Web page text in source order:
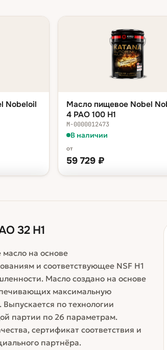
Nobeloil
046 ₽
Масло пищевое Nobel
4 PAO 100 H1
М-0000012473
В наличии
от
59 729 ₽
канистра 20 л 59
504
32 H1
на основе
и соответствующее NSF H1
Масло создано на основе
максимальную
по технологии
партии по 26 параметрам.
сертификат соответствия и
партнёра.